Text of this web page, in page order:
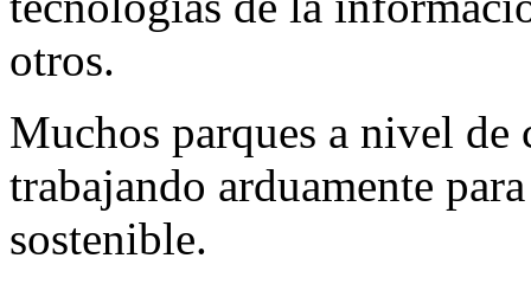
otros.
Muchos parques a nivel de
trabajando arduamente
sostenible.